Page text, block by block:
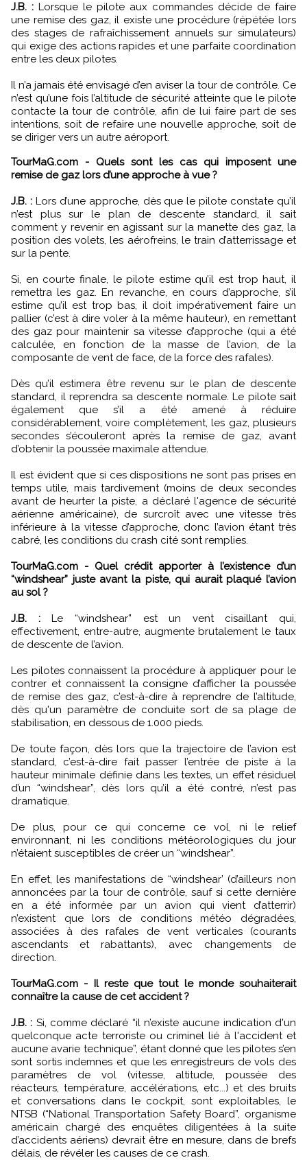
J.B. : Lorsque le pilote aux commandes décide de faire
une remise des gaz, il existe une procédure (répétée lors
des stages de rafraîchissement annuels sur simulateurs)
qui exige des actions rapides et une parfaite coordination
entre les deux pilotes.
Il n’a jamais été envisagé d’en aviser la tour de contrôle. Ce
n’est qu’une fois l’altitude de sécurité atteinte que le pilote
contacte la tour de contrôle, afin de lui faire part de ses
intentions, soit de refaire une nouvelle approche, soit de
se diriger vers un autre aéroport.
TourMaG.com - Quels sont les cas qui imposent une
remise de gaz lors d’une approche à vue ?
J.B. :Lors d’une approche, dès que le pilote constate qu’il
n’est plus sur le plan de descente standard, il sait
comment y revenir en agissant sur la manette des gaz, la
position des volets, les aérofreins, le train d’atterrissage et
sur la pente.
Si, en courte finale, le pilote estime qu’il est trop haut, il
remettra les gaz. En revanche, en cours d’approche, s’il
estime qu’il est trop bas, il doit impérativement faire un
pallier (c’est à dire voler à la même hauteur), en remettant
des gaz pour maintenir sa vitesse d’approche (qui a été
calculée, en fonction de la masse de l’avion, de la
composante de vent de face, de la force des rafales).
Dès qu’il estimera être revenu sur le plan de descente
standard, il reprendra sa descente normale. Le pilote sait
également que s’il a été amené à réduire
considérablement, voire complètement, les gaz, plusieurs
secondes s’écouleront après la remise de gaz, avant
d’obtenir la poussée maximale attendue.
Il est évident que si ces dispositions ne sont pas prises en
temps utile, mais tardivement (moins de deux secondes
avant de heurter la piste, a déclaré l'agence de sécurité
aérienne américaine), de surcroît avec une vitesse très
inférieure à la vitesse d’approche, donc l’avion étant très
cabré, les conditions du crash cité sont remplies.
TourMaG.com - Quel crédit apporter à l’existence d’un
“windshear” juste avant la piste, qui aurait plaqué l’avion
au sol ?
J.B. :Le “windshear” est un vent cisaillant qui,
effectivement, entre-autre, augmente brutalement le taux
de descente de l’avion.
Les pilotes connaissent la procédure à appliquer pour le
contrer et connaissent la consigne d’afficher la poussée
de remise des gaz, c’est-à-dire à reprendre de l’altitude,
dès qu'un paramètre de conduite sort de sa plage de
stabilisation, en dessous de 1.000 pieds.
De toute façon, dès lors que la trajectoire de l’avion est
standard, c’est-à-dire fait passer l’entrée de piste à la
hauteur minimale définie dans les textes, un effet résiduel
d’un “windshear”, dès lors qu’il a été contré, n’est pas
dramatique.
De plus, pour ce qui concerne ce vol, ni le relief
environnant, ni les conditions météorologiques du jour
n’étaient susceptibles de créer un “windshear”.
En effet, les manifestations de “windshear’ (d’ailleurs non
annoncées par la tour de contrôle, sauf si cette dernière
en a été informée par un avion qui vient d’atterrir)
n’existent que lors de conditions météo dégradées,
associées à des rafales de vent verticales (courants
ascendants et rabattants), avec changements de
direction.
TourMaG.com - Il reste que tout le monde souhaiterait
connaître la cause de cet accident ?
J.B. : Si, comme déclaré “il n’existe aucune indication d'un
quelconque acte terroriste ou criminel lié à l'accident et
aucune avarie technique”, étant donné que les pilotes s’en
sont sortis indemnes et que les enregistreurs de vols des
paramètres de vol (vitesse, altitude, poussée des
réacteurs, température, accélérations, etc...) et des bruits
et conversations dans le cockpit, sont exploitables, le
NTSB (“National Transportation Safety Board”, organisme
américain chargé des enquêtes diligentées à la suite
d’accidents aériens) devrait être en mesure, dans de brefs
délais, de révéler les causes de ce crash.